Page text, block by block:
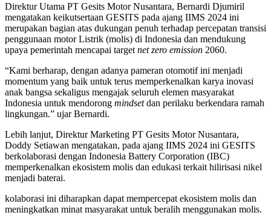
Direktur Utama PT Gesits Motor Nusantara, Bernardi Djumiril
mengatakan keikutsertaan GESITS pada ajang IIMS 2024 ini
merupakan bagian atas dukungan penuh terhadap percepatan transisi
penggunaan motor Listrik (molis) di Indonesia dan mendukung
upaya pemerintah mencapai target net zero emission 2060.
“Kami berharap, dengan adanya pameran otomotif ini menjadi
momentum yang baik untuk terus memperkenalkan karya inovasi
anak bangsa sekaligus mengajak seluruh elemen masyarakat
Indonesia untuk mendorong mindsetdan perilaku berkendara ramah
lingkungan.” ujar Bernardi.
Lebih lanjut, Direktur Marketing PT Gesits Motor Nusantara,
Doddy Setiawan mengatakan, pada ajang IIMS 2024 ini GESITS
berkolaborasi dengan Indonesia Battery Corporation (IBC)
memperkenalkan ekosistem molis dan edukasi terkait hilirisasi nikel
menjadi baterai.
kolaborasi ini diharapkan dapat mempercepat ekosistem molis dan
meningkatkan minat masyarakat untuk beralih menggunakan molis.